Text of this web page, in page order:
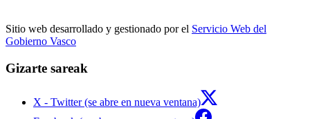
Sitio web desarrollado y gestionado por el Servicio Web del
Gobierno Vasco
Gizarte sareak
X - Twitter (se abre en nueva ventana)